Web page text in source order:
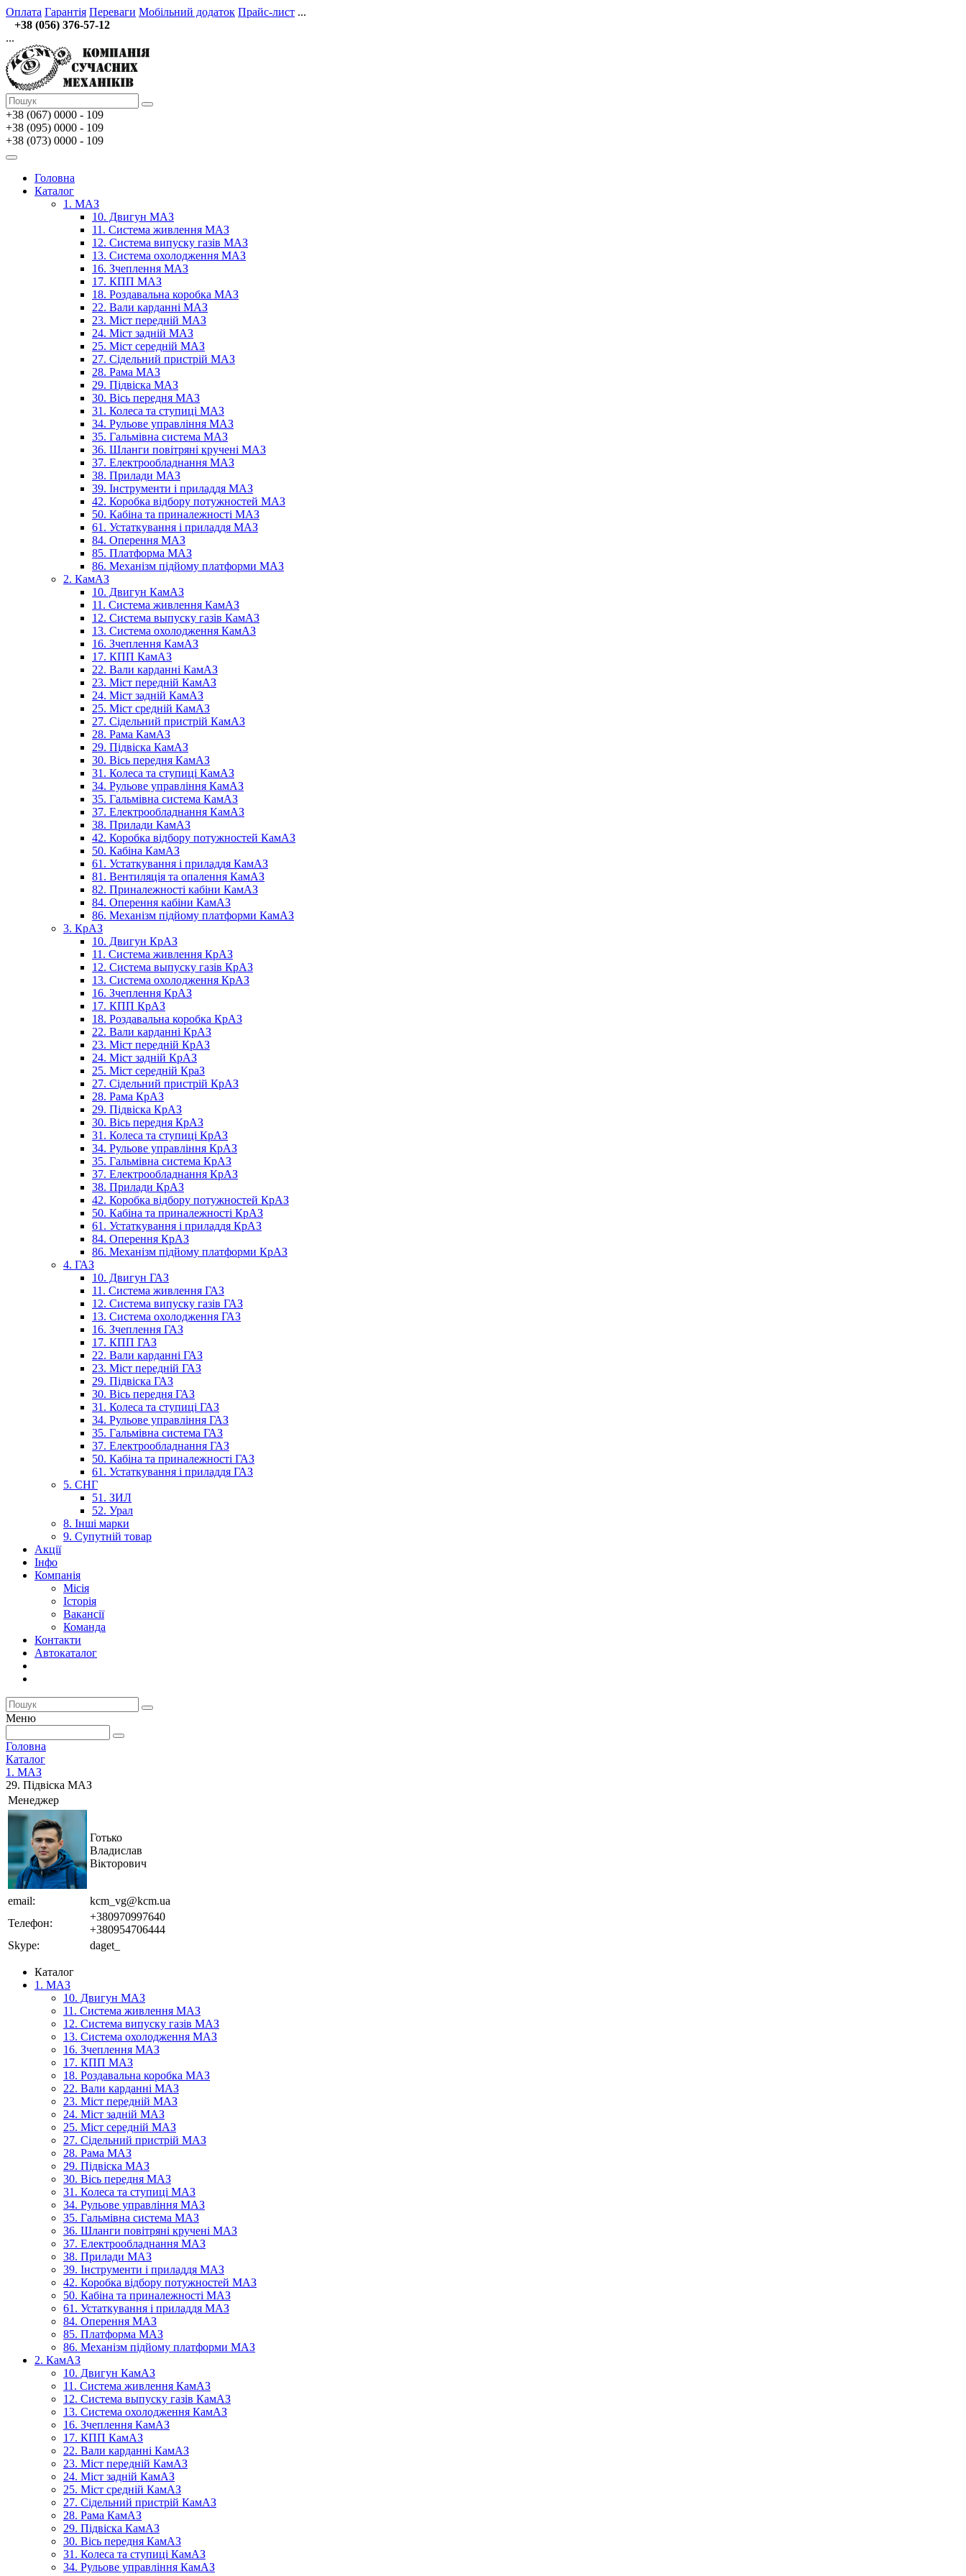
Оплата Гарантія Переваги Мобільний додаток Прайс-лист ...
+38 (056) 376-57-12
...
+38 (067) 0000 - 109
+38 (095) 0000 - 109
+38 (073) 0000 - 109
Головна
Каталог
1. МАЗ
10. Двигун МАЗ
11. Система живлення МАЗ
12. Система випуску газів МАЗ
13. Система охолодження МАЗ
16. Зчеплення МАЗ
17. КПП МАЗ
18. Роздавальна коробка МАЗ
22. Вали карданні МАЗ
23. Міст передній МАЗ
24. Міст задній МАЗ
25. Міст середній МАЗ
27. Сідельний пристрій МАЗ
28. Рама МАЗ
29. Підвіска МАЗ
30. Вісь передня МАЗ
31. Колеса та ступиці МАЗ
34. Рульове управління МАЗ
35. Гальмівна система МАЗ
36. Шланги повітряні кручені МАЗ
37. Електрообладнання МАЗ
38. Прилади МАЗ
39. Інструменти і приладдя МАЗ
42. Коробка відбору потужностей МАЗ
50. Кабіна та приналежності МАЗ
61. Устаткування і приладдя МАЗ
84. Оперення МАЗ
85. Платформа МАЗ
86. Механізм підйому платформи МАЗ
2. КамАЗ
10. Двигун КамАЗ
11. Система живлення КамАЗ
12. Система выпуску газів КамАЗ
13. Система охолодження КамАЗ
16. Зчеплення КамАЗ
17. КПП КамАЗ
22. Вали карданні КамАЗ
23. Міст передній КамАЗ
24. Міст задній КамАЗ
25. Міст средній КамАЗ
27. Сідельний пристрій КамАЗ
28. Рама КамАЗ
29. Підвіска КамАЗ
30. Вісь передня КамАЗ
31. Колеса та ступиці КамАЗ
34. Рульове управління КамАЗ
35. Гальмівна система КамАЗ
37. Електрообладнання КамАЗ
38. Прилади КамАЗ
42. Коробка відбору потужностей КамАЗ
50. Кабіна КамАЗ
61. Устаткування і приладдя КамАЗ
81. Вентиляція та опалення КамАЗ
82. Приналежності кабіни КамАЗ
84. Оперення кабіни КамАЗ
86. Механізм підйому платформи КамАЗ
3. КрАЗ
10. Двигун КрАЗ
11. Система живлення КрАЗ
12. Система выпуску газів КрАЗ
13. Система охолодження КрАЗ
16. Зчеплення КрАЗ
17. КПП КрАЗ
18. Роздавальна коробка КрАЗ
22. Вали карданні КрАЗ
23. Міст передній КрАЗ
24. Міст задній КрАЗ
25. Міст середній КраЗ
27. Сідельний пристрій КрАЗ
28. Рама КрАЗ
29. Підвіска КрАЗ
30. Вісь передня КрАЗ
31. Колеса та ступиці КрАЗ
34. Рульове управління КрАЗ
35. Гальмівна система КрАЗ
37. Електрообладнання КрАЗ
38. Прилади КрАЗ
42. Коробка відбору потужностей КрАЗ
50. Кабіна та приналежності КрАЗ
61. Устаткування і приладдя КрАЗ
84. Оперення КрАЗ
86. Механізм підйому платформи КрАЗ
4. ГАЗ
10. Двигун ГАЗ
11. Система живлення ГАЗ
12. Система випуску газів ГАЗ
13. Система охолодження ГАЗ
16. Зчеплення ГАЗ
17. КПП ГАЗ
22. Вали карданні ГАЗ
23. Міст передній ГАЗ
29. Підвіска ГАЗ
30. Вісь передня ГАЗ
31. Колеса та ступиці ГАЗ
34. Рульове управління ГАЗ
35. Гальмівна система ГАЗ
37. Електрообладнання ГАЗ
50. Кабіна та приналежності ГАЗ
61. Устаткування і приладдя ГАЗ
5. СНГ
51. ЗИЛ
52. Урал
8. Інші марки
9. Супутній товар
Акції
Інфо
Компанія
Місія
Історія
Вакансії
Команда
Контакти
Автокаталог
Меню
Головна
Каталог
1. МАЗ
29. Підвіска МАЗ
Менеджер
Готько
Владислав
Вікторович
email:
kcm_vg@kcm.ua
Телефон:
+380970997640
+380954706444
Skype:
daget_
Каталог
1. МАЗ
10. Двигун МАЗ
11. Система живлення МАЗ
12. Система випуску газів МАЗ
13. Система охолодження МАЗ
16. Зчеплення МАЗ
17. КПП МАЗ
18. Роздавальна коробка МАЗ
22. Вали карданні МАЗ
23. Міст передній МАЗ
24. Міст задній МАЗ
25. Міст середній МАЗ
27. Сідельний пристрій МАЗ
28. Рама МАЗ
29. Підвіска МАЗ
30. Вісь передня МАЗ
31. Колеса та ступиці МАЗ
34. Рульове управління МАЗ
35. Гальмівна система МАЗ
36. Шланги повітряні кручені МАЗ
37. Електрообладнання МАЗ
38. Прилади МАЗ
39. Інструменти і приладдя МАЗ
42. Коробка відбору потужностей МАЗ
50. Кабіна та приналежності МАЗ
61. Устаткування і приладдя МАЗ
84. Оперення МАЗ
85. Платформа МАЗ
86. Механізм підйому платформи МАЗ
2. КамАЗ
10. Двигун КамАЗ
11. Система живлення КамАЗ
12. Система выпуску газів КамАЗ
13. Система охолодження КамАЗ
16. Зчеплення КамАЗ
17. КПП КамАЗ
22. Вали карданні КамАЗ
23. Міст передній КамАЗ
24. Міст задній КамАЗ
25. Міст средній КамАЗ
27. Сідельний пристрій КамАЗ
28. Рама КамАЗ
29. Підвіска КамАЗ
30. Вісь передня КамАЗ
31. Колеса та ступиці КамАЗ
34. Рульове управління КамАЗ